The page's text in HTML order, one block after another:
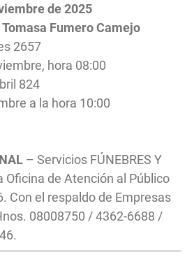
de 2025
Tomasa Fumero Camejo
2657
hora 08:00
824
a la hora 10:00
– Servicios FÚNEBRES Y
Oficina de Atención al Público
Con el respaldo de Empresas
08008750 / 4362-6688 /